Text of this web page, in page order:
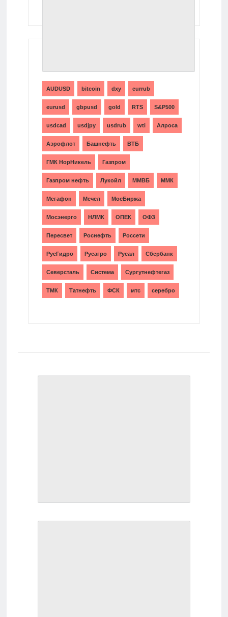
AUDUSD bitcoin dxy eurrub
eurusd gbpusd gold RTS S&P500
usdcad usdjpy usdrub wti Алроса
Аэрофлот Башнефть ВТБ
ГМК НорНикель Газпром
Газпром нефть Лукойл ММВБ ММК
Мегафон Мечел МосБиржа
Мосэнерго НЛМК ОПЕК ОФЗ
Пересвет Роснефть Россети
РусГидро Русагро Русал Сбербанк
Северсталь Система Сургутнефтегаз
ТМК Татнефть ФСК мтс серебро